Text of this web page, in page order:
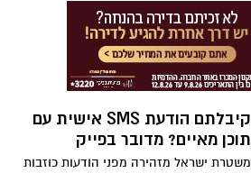
רבות בשטח הרצועה; אותרו רקטות עתירות
משקל וכטב"מים במוצב הג'יהאד
האסלאמי-פלסטיני בצפון הרצועה
קיבלתם הודעת SMS אישית עם
תוכן מאיים? מדובר בפייק
משטרת ישראל מזהירה מפני הודעות כוזבות